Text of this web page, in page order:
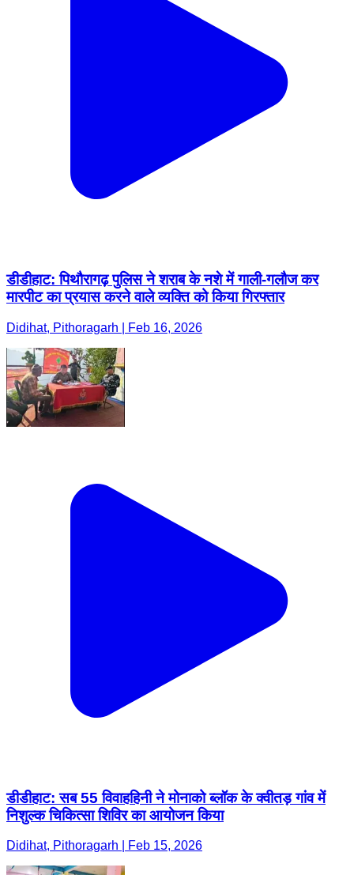
डीडीहाट: पिथौरागढ़ पुलिस ने शराब के नशे में गाली-गलौज कर
मारपीट का प्रयास करने वाले व्यक्ति को किया गिरफ्तार
Didihat, Pithoragarh | Feb 16, 2026
डीडीहाट: सब 55 विवाहहिनी ने मोनाको ब्लॉक के क्वीतड़ गांव में
निशुल्क चिकित्सा शिविर का आयोजन किया
Didihat, Pithoragarh | Feb 15, 2026